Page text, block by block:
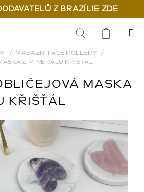
Z BRAZÍLIE ZDE
Hledat
MASÁŽNÍ FACE ROLLERY
Z MINERÁLU KŘIŠŤÁL
MASKA
KŘIŠŤÁL